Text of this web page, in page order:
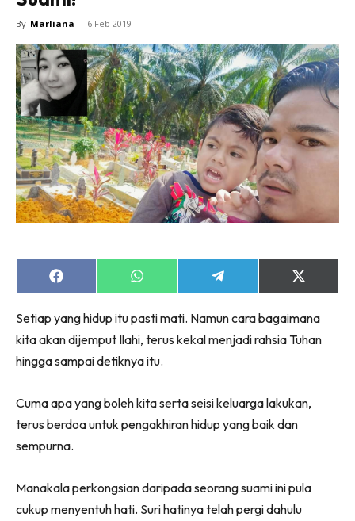
By Marliana - 6 Feb 2019
Share
on
Share
on
Share
on
Share
on
(Twitter)
Setiap yang hidup itu pasti mati. Namun cara bagaimana
kita akan dijemput Ilahi, terus kekal menjadi rahsia Tuhan
hingga sampai detiknya itu.
Cuma apa yang boleh kita serta seisi keluarga lakukan,
terus berdoa untuk pengakhiran hidup yang baik dan
sempurna.
Manakala perkongsian daripada seorang suami ini pula
cukup menyentuh hati. Suri hatinya telah pergi dahulu